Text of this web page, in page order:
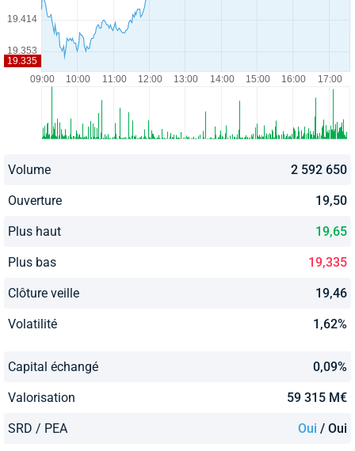
Volume 2 592 650
Ouverture 19,50
Plus haut 19,65
Plus bas 19,335
Clôture veille 19,46
Volatilité 1,62%
Capital échangé 0,09%
Valorisation 59 315 M€
SRD / PEA Oui / Oui